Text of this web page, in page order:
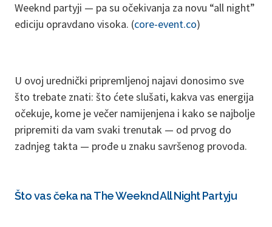
Weeknd partyji — pa su očekivanja za novu “all night”
ediciju opravdano visoka. (core-event.co)
U ovoj urednički pripremljenoj najavi donosimo sve
što trebate znati: što ćete slušati, kakva vas energija
očekuje, kome je večer namijenjena i kako se najbolje
pripremiti da vam svaki trenutak — od prvog do
zadnjeg takta — prođe u znaku savršenog provoda.
Što vas čeka na The Weeknd All Night Partyju